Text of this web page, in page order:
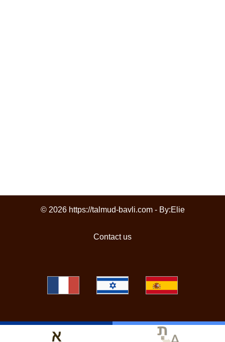
© 2026 https://talmud-bavli.com - By:Elie
Contact us